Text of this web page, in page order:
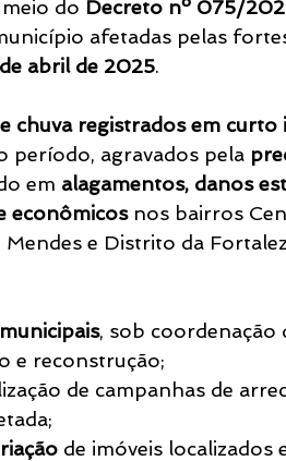
Assistência Social,
de Turismo e Desporto
do Decreto nº 075/
afetadas pelas
abril de 2025.
chuva registrados em curto
período, agravados pela
em alagamentos, danos
econômicos nos bairros
e Distrito da
, sob coordenação
e reconstrução;
de campanhas de
de imóveis localizados